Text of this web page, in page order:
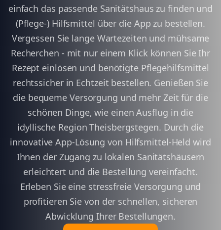
einfach das passende Sanitätshaus zu finden und
(Pflege-) Hilfsmittel über die App zu bestellen.
Vergessen Sie lange Wartezeiten und mühsame
Recherchen - mit nur einem Klick können Sie Ihr
Rezept einlösen und benötigte Pflegehilfsmittel
rechtssicher in Echtzeit bestellen. Genießen Sie
die bequeme Versorgung und mehr Zeit für die
schönen Dinge, wie einen Ausflug in die
idyllische Region Theisbergstegen. Durch die
innovative App-Lösung von Hilfsmittel-Held wird
Ihnen der Zugang zu lokalen Sanitätshäusern
erleichtert und die Bestellung vereinfacht.
Erleben Sie eine stressfreie Versorgung und
profitieren Sie von der schnellen, sicheren
Abwicklung Ihrer Bestellungen.